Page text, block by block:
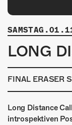
INFOS
ÜBER
LONG
FINAL ERASER
Long Distance
introspektiven